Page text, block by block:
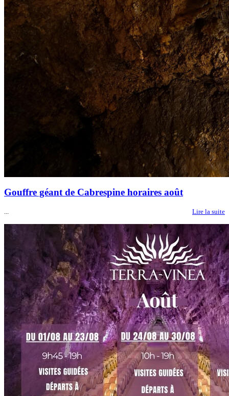
Gouffre géant de Cabrespine horaires août
Lire la suite